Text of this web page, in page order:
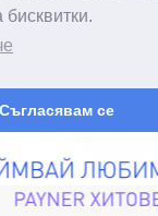
Съгласявам се